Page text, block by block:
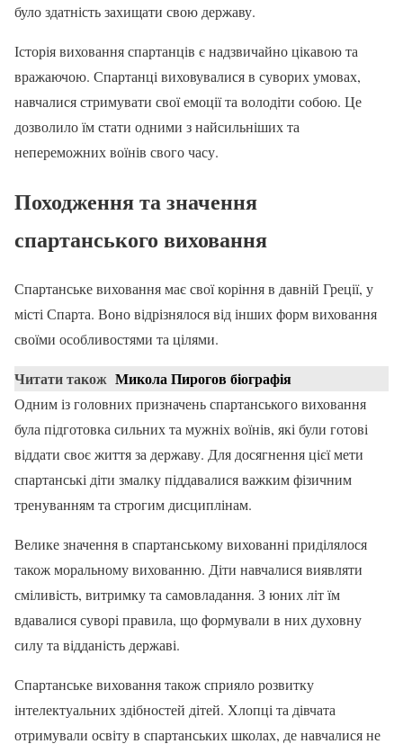
було здатність захищати свою державу.
Історія виховання спартанців є надзвичайно цікавою та
вражаючою. Спартанці виховувалися в суворих умовах,
навчалися стримувати свої емоції та володіти собою. Це
дозволило їм стати одними з найсильніших та
непереможних воїнів свого часу.
Походження та значення
спартанського виховання
Спартанське виховання має свої коріння в давній Греції, у
місті Спарта. Воно відрізнялося від інших форм виховання
своїми особливостями та цілями.
Читати також Микола Пирогов біографія
Одним із головних призначень спартанського виховання
була підготовка сильних та мужніх воїнів, які були готові
віддати своє життя за державу. Для досягнення цієї мети
спартанські діти змалку піддавалися важким фізичним
тренуванням та строгим дисциплінам.
Велике значення в спартанському вихованні приділялося
також моральному вихованню. Діти навчалися виявляти
сміливість, витримку та самовладання. З юних літ їм
вдавалися суворі правила, що формували в них духовну
силу та відданість державі.
Спартанське виховання також сприяло розвитку
інтелектуальних здібностей дітей. Хлопці та дівчата
отримували освіту в спартанських школах, де навчалися не